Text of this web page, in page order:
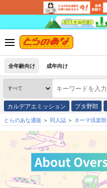
全年齢向け 成年向け
カルデアエミッション ブタ野郎
とらのあな通販 同人誌 ネーマ倶楽部